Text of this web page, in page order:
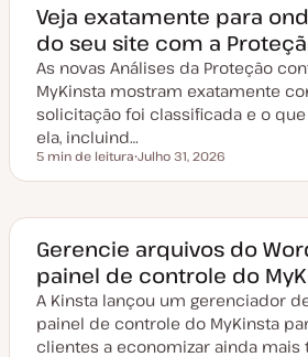
Veja exatamente para
do seu site com a
As novas Análises da Proteção
MyKinsta mostram exatamente
solicitação foi classificada e o
ela, incluind…
Tempo de leitura
5 min de leitura
a
e
a
u
a
i
z
Julho 31, 2026
Gerencie arquivos do
painel de controle do
A Kinsta lançou um gerenciador
painel de controle do MyKinsta
clientes a economizar ainda mais